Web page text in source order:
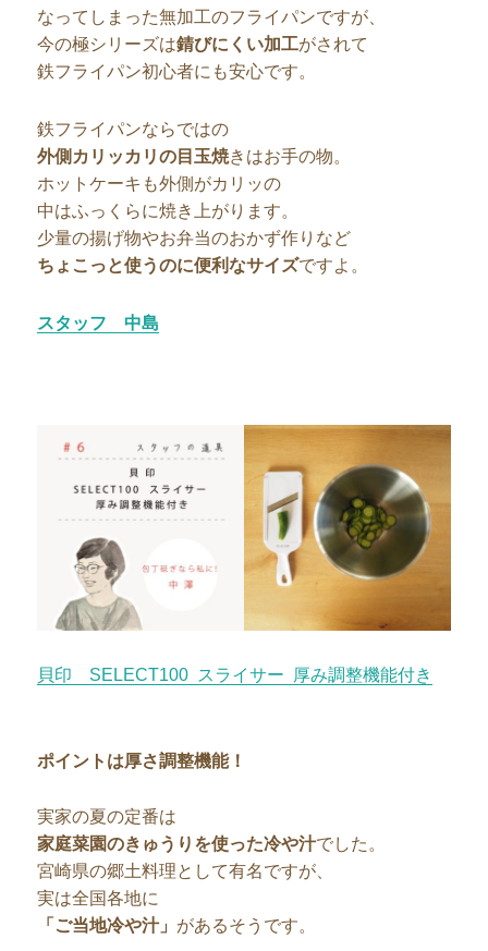
なってしまった無加工のフライパンですが、
今の極シリーズは錆びにくい加工がされて
鉄フライパン初心者にも安心です。
鉄フライパンならではの
外側カリッカリの目玉焼きはお手の物。
ホットケーキも外側がカリッの
中はふっくらに焼き上がります。
少量の揚げ物やお弁当のおかず作りなど
ちょこっと使うのに便利なサイズですよ。
スタッフ 中島
貝印 SELECT100 スライサー 厚み調整機能付き
ポイントは厚さ調整機能！
実家の夏の定番は
家庭菜園のきゅうりを使った冷や汁でした。
宮崎県の郷土料理として有名ですが、
実は全国各地に
「ご当地冷や汁」 があるそうです。